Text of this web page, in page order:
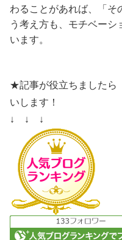
わることがあれば、「そ
う考え方も、モチベー
います。
★記事が役立ちましたら
いします！
↓ ↓ ↓